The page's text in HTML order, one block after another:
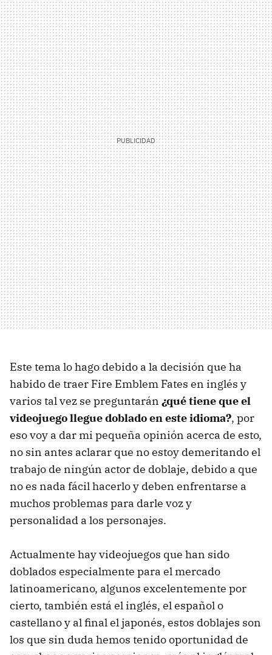
Este tema lo hago debido a la decisión que ha
habido de traer Fire Emblem Fates en inglés y
varios tal vez se preguntarán ¿qué tiene que el
videojuego llegue doblado en este idioma?, por
eso voy a dar mi pequeña opinión acerca de esto,
no sin antes aclarar que no estoy demeritando el
trabajo de ningún actor de doblaje, debido a que
no es nada fácil hacerlo y deben enfrentarse a
muchos problemas para darle voz y
personalidad a los personajes.
Actualmente hay videojuegos que han sido
doblados especialmente para el mercado
latinoamericano, algunos excelentemente por
cierto, también está el inglés, el español o
castellano y al final el japonés, estos doblajes son
los que sin duda hemos tenido oportunidad de